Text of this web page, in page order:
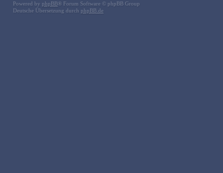
Powered by phpBB® Forum Software © phpBB Group
Deutsche Übersetzung durch phpBB.de